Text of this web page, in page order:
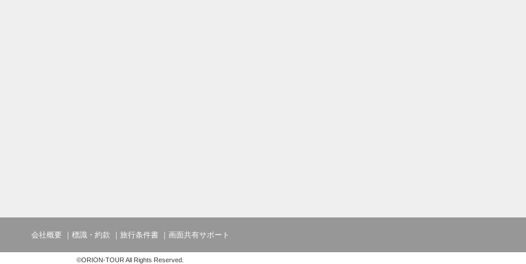
会社概要 標識・約款 旅行条件書 画面共有サポート
©ORION-TOUR All Rights Reserved.